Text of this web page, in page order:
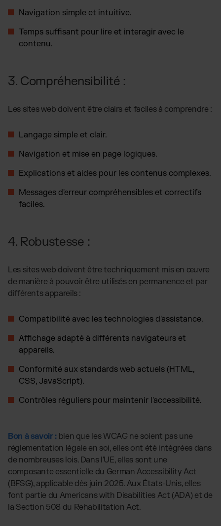
Navigation simple et intuitive.
Temps suffisant pour lire et interagir avec le
contenu.
3. Compréhensibilité :
Les sites web doivent être clairs et faciles à comprendre :
Langage simple et clair.
Navigation et mise en page logiques.
Explications et aides pour les contenus complexes.
Messages d'erreur compréhensibles et correctifs
faciles.
4. Robustesse :
Les sites web doivent être techniquement mis en œuvre
de manière à pouvoir être utilisés en permanence et par
différents appareils :
Compatibilité avec les technologies d'assistance.
Affichage adapté à différents navigateurs et
appareils.
Conformité aux standards web actuels (HTML,
CSS, JavaScript).
Contrôles réguliers pour maintenir l'accessibilité.
Bon à savoir : bien que les WCAG ne soient pas une
réglementation légale en soi, elles ont été intégrées dans
de nombreuses lois. Dans l'UE, elles sont une
composante essentielle du German Accessibility Act
(BFSG), applicable dès juin 2025. Aux États-Unis, elles
font partie du Americans with Disabilities Act (ADA) et de
la Section 508 du Rehabilitation Act.